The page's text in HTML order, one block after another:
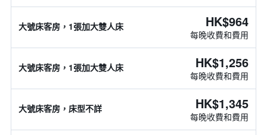
大號床客房，1張加大雙人床 HK$964
每晚收費和費用
大號床客房，1張加大雙人床 HK$1,256
每晚收費和費用
大號床客房，床型不詳 HK$1,345
每晚收費和費用